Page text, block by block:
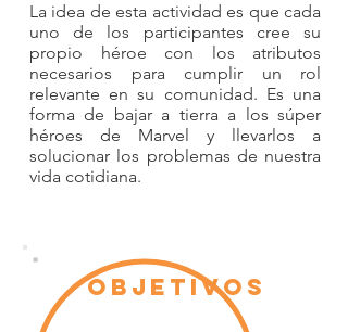
La idea de esta actividad es que cada
uno de los participantes cree su
propio héroe con los atributos
necesarios para cumplir un rol
relevante en su comunidad. Es una
forma de bajar a tierra a los súper
héroes de Marvel y llevarlos a
solucionar los problemas de nuestra
vida cotidiana.
OBJETIVOS